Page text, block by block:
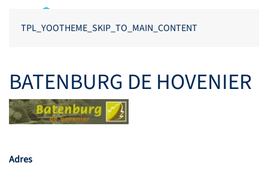
TPL_YOOTHEME_SKIP_TO_MAIN_CONTENT
BATENBURG DE HOVENIER
Adres